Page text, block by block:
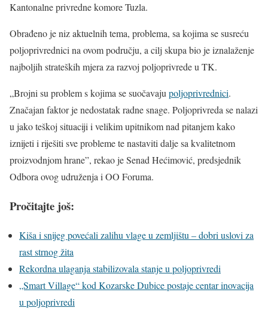
Kantonalne privredne komore Tuzla.
Obrađeno je niz aktuelnih tema, problema, sa kojima se susreću
poljoprivrednici na ovom području, a cilj skupa bio je iznalaženje
najboljih strateških mjera za razvoj poljoprivrede u TK.
„Brojni su problem s kojima se suočavajupoljoprivrednici.
Značajan faktor je nedostatak radne snage. Poljoprivreda se nalazi
u jako teškoj situaciji i velikim upitnikom nad pitanjem kako
iznijeti i riješiti sve probleme te nastaviti dalje sa kvalitetnom
proizvodnjom hrane”, rekao je Senad Hećimović, predsjednik
Odbora ovog udruženja i OO Foruma.
Pročitajte još:
Kiša i snijeg povećali zalihu vlage u zemljištu – dobri uslovi za
rast strnog žita
Rekordna ulaganja stabilizovala stanje u poljoprivredi
„Smart Village“ kod Kozarske Dubice postaje centar inovacija
u poljoprivredi